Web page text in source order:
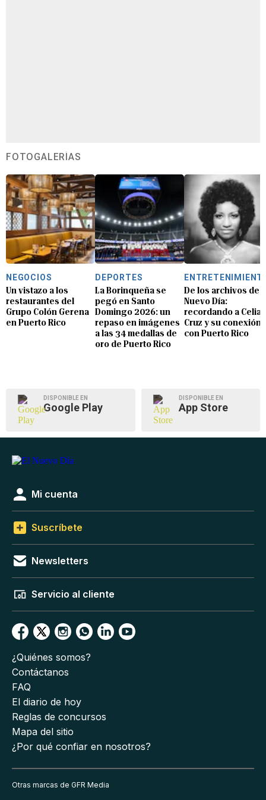
FOTOGALERÍAS
NEGOCIOS
Un vistazo a los
restaurantes del
Grupo Colón Gerena
en Puerto Rico
DEPORTES
La Borinqueña se
pegó en Santo
Domingo 2026: un
repaso en imágenes
a las 34 medallas de
oro de Puerto Rico
De los archivos de
Nuevo Día:
recordando a Celia
Cruz y su conexión
con Puerto Rico
DISPONIBLE EN
Google Play
DISPONIBLE EN
App Store
Mi cuenta
Suscríbete
Newsletters
Servicio al cliente
¿Quiénes somos?
Contáctanos
FAQ
El diario de hoy
Reglas de concursos
Mapa del sitio
¿Por qué confiar en nosotros?
Otras marcas de GFR Media